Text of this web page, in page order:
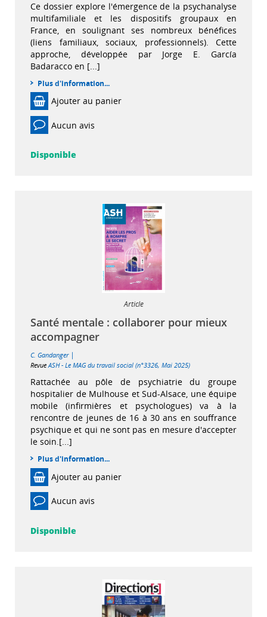
Ce dossier explore l'émergence de la psychanalyse
multifamiliale et les dispositifs groupaux en
France, en soulignant ses nombreux bénéfices
(liens familiaux, sociaux, professionnels). Cette
approche, développée par Jorge E. García
Badaracco en [...]
Plus d'information...
Ajouter au panier
Aucun avis
Disponible
Article
Santé mentale : collaborer pour mieux
accompagner
C. Gandanger |
RevueASH - Le MAG du travail social (n°3326, Mai 2025)
Rattachée au pôle de psychiatrie du groupe
hospitalier de Mulhouse et Sud-Alsace, une équipe
mobile (infirmières et psychologues) va à la
rencontre de jeunes de 16 à 30 ans en souffrance
psychique et qui ne sont pas en mesure d'accepter
le soin.[...]
Plus d'information...
Ajouter au panier
Aucun avis
Disponible